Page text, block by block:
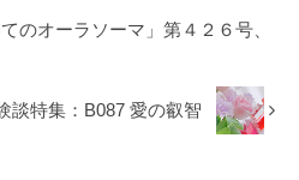
のオーラソーマ」第４２６号、
談特集：B087 愛の叡智